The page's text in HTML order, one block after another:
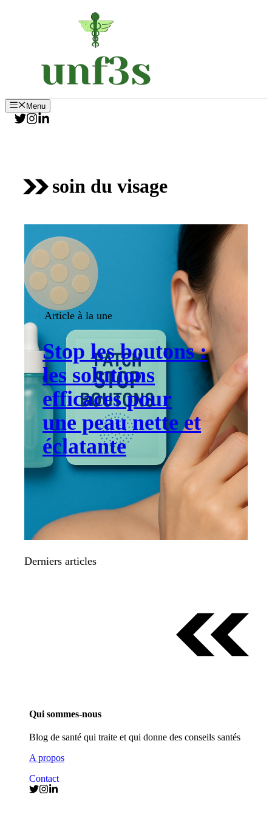
Menu
soin du visage
Article à la une
Stop les boutons :
les solutions
efficaces pour
une peau nette et
éclatante
Derniers articles
Qui sommes-nous
Blog de santé qui traite et qui donne des conseils santés
A propos
Contact